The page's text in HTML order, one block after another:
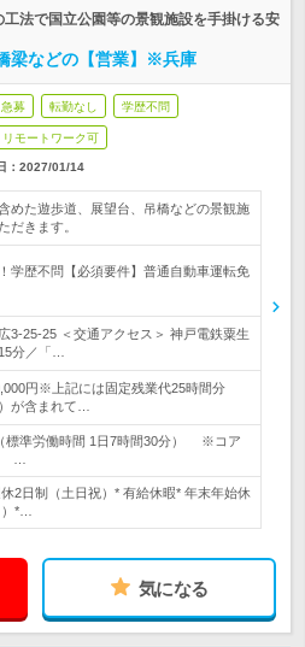
法で国立公園等の景観施設を手掛ける安
梁などの【営業】※兵庫
急募 転勤なし 学歴不問
リモートワーク可
： 2027/01/14
めた遊歩道、展望台、吊橋などの景観施
だきます。
学歴不問【必須要件】普通自動車運転免
3-25-25 ＜交通アクセス＞ 神戸電鉄粟生
分／「…
円※上記には固定残業代25時間分
が含まれて…
標準労働時間 1日7時間30分） ※コア
…
2日制（土日祝）* 有給休暇* 年末年始休
*…
気になる